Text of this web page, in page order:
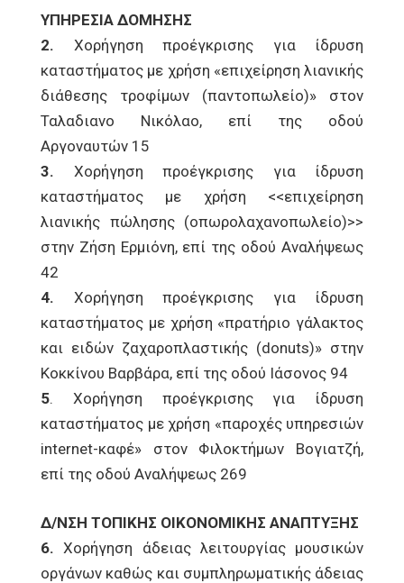
ΥΠΗΡΕΣΙΑ ΔΟΜΗΣΗΣ
2. Χορήγηση προέγκρισης για ίδρυση
καταστήματος με χρήση «επιχείρηση λιανικής
διάθεσης τροφίμων (παντοπωλείο)» στον
Ταλαδιανο Νικόλαο, επί της οδού
Αργοναυτών 15
3. Χορήγηση προέγκρισης για ίδρυση
καταστήματος με χρήση <<επιχείρηση
λιανικής πώλησης (οπωρολαχανοπωλείο)>>
στην Ζήση Ερμιόνη, επί της οδού Αναλήψεως
42
4. Χορήγηση προέγκρισης για ίδρυση
καταστήματος με χρήση «πρατήριο γάλακτος
και ειδών ζαχαροπλαστικής (donuts)» στην
Κοκκίνου Βαρβάρα, επί της οδού Ιάσονος 94
5. Χορήγηση προέγκρισης για ίδρυση
καταστήματος με χρήση «παροχές υπηρεσιών
internet-καφέ» στον Φιλοκτήμων Βογιατζή,
επί της οδού Αναλήψεως 269
Δ/ΝΣΗ ΤΟΠΙΚΗΣ ΟΙΚΟΝΟΜΙΚΗΣ ΑΝΑΠΤΥΞΗΣ
6. Χορήγηση άδειας λειτουργίας μουσικών
οργάνων καθώς και συμπληρωματικής άδειας